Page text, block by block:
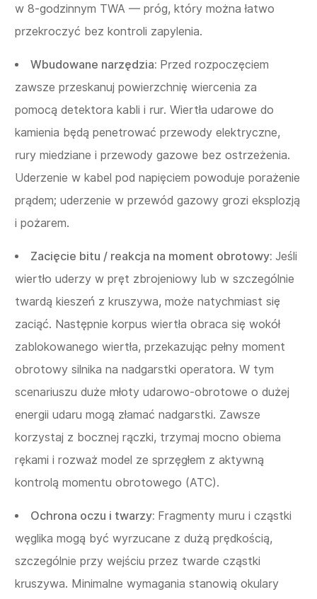
w 8-godzinnym TWA — próg, który można łatwo
przekroczyć bez kontroli zapylenia.
Wbudowane narzędzia: Przed rozpoczęciem
zawsze przeskanuj powierzchnię wiercenia za
pomocą detektora kabli i rur. Wiertła udarowe do
kamienia będą penetrować przewody elektryczne,
rury miedziane i przewody gazowe bez ostrzeżenia.
Uderzenie w kabel pod napięciem powoduje porażenie
prądem; uderzenie w przewód gazowy grozi eksplozją
i pożarem.
Zacięcie bitu / reakcja na moment obrotowy:Jeśli
wiertło uderzy w pręt zbrojeniowy lub w szczególnie
twardą kieszeń z kruszywa, może natychmiast się
zaciąć. Następnie korpus wiertła obraca się wokół
zablokowanego wiertła, przekazując pełny moment
obrotowy silnika na nadgarstki operatora. W tym
scenariuszu duże młoty udarowo-obrotowe o dużej
energii udaru mogą złamać nadgarstki. Zawsze
korzystaj z bocznej rączki, trzymaj mocno obiema
rękami i rozważ model ze sprzęgłem z aktywną
kontrolą momentu obrotowego (ATC).
Ochrona oczu i twarzy: Fragmenty muru i cząstki
węglika mogą być wyrzucane z dużą prędkością,
szczególnie przy wejściu przez twarde cząstki
kruszywa. Minimalne wymagania stanowią okulary